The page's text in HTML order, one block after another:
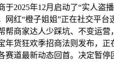
于2025年12月启动了“实人盗
网红“橙子姐姐”正在社交平
帮商家达人少踩坑、不变运
年货狂欢季招商法则发布，
赛道最新动态回首。决定暂